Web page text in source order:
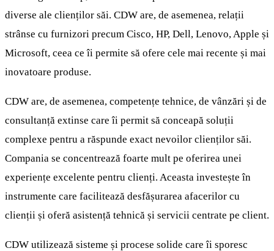
diverse ale clienților săi. CDW are, de asemenea, relații
strânse cu furnizori precum Cisco, HP, Dell, Lenovo, Apple și
Microsoft, ceea ce îi permite să ofere cele mai recente și mai
inovatoare produse.
CDW are, de asemenea, competențe tehnice, de vânzări și de
consultanță extinse care îi permit să conceapă soluții
complexe pentru a răspunde exact nevoilor clienților săi.
Compania se concentrează foarte mult pe oferirea unei
experiențe excelente pentru clienți. Aceasta investește în
instrumente care facilitează desfășurarea afacerilor cu
clienții și oferă asistență tehnică și servicii centrate pe client.
CDW utilizează sisteme și procese solide care îi sporesc